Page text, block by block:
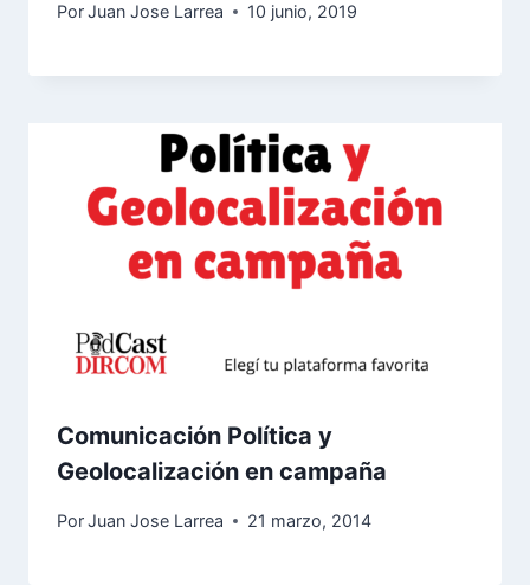
PorJuan Jose Larrea 10 junio, 2019
Comunicación Política y
Geolocalización en campaña
PorJuan Jose Larrea 21 marzo, 2014